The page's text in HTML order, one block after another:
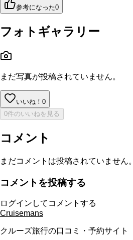
参考になった0
フォトギャラリー
まだ写真が投稿されていません。
いいね！ 0
0件のいいねを見る
コメント
まだコメントは投稿されていません。
コメントを投稿する
ログインしてコメントする
Cruisemans
クルーズ旅行の口コミ・予約サイト